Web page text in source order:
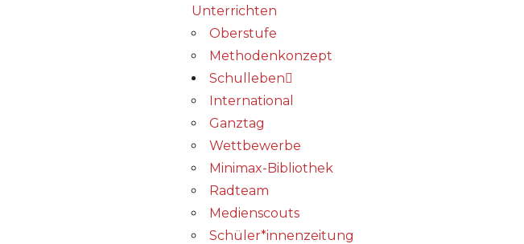
Unterrichten
Oberstufe
Methodenkonzept
Schulleben
International
Ganztag
Wettbewerbe
Minimax-Bibliothek​
Radteam
Medienscouts
Schüler*innenzeitung